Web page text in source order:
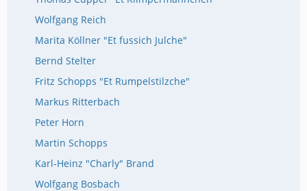
Wolfgang Reich
Marita Köllner "Et fussich Julche"
Bernd Stelter
Fritz Schopps "Et Rumpelstilzche"
Markus Ritterbach
Peter Horn
Martin Schopps
Karl-Heinz "Charly" Brand
Wolfgang Bosbach